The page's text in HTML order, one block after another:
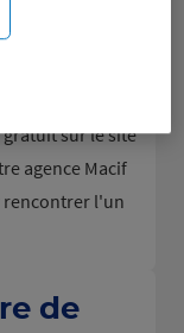
dépendance,
gratuit sur le site
agence Macif
rencontrer l'un
de